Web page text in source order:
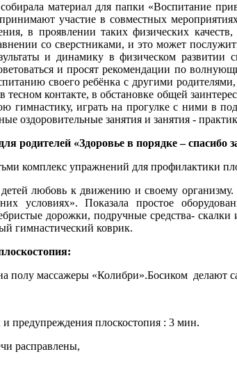
материал для папки «Воспитание
участие в совместных
в проявлении таких физических
со сверстниками, и это может
и динамику в физическом
и просят рекомендации по
своего ребёнка с другими
контакте, в обстановке общей
гимнастику, играть на прогулке с ними в
оздоровительные занятия и занятия -
родителей «Здоровье в порядке – спасибо
комплекс упражнений для профилактики
любовь к движению и своему
условиях». Показала простое
дорожки, подручные средства-
гимнастический коврик.
полу массажеры «Колибри».Босиком делают
предупреждения плоскостопия : 3 мин.
расправлены,